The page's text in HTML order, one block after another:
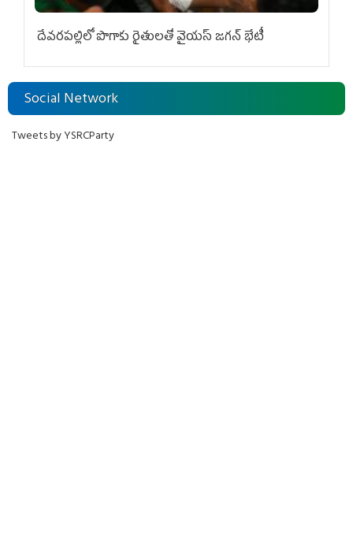
దేవరపల్లిలో పొగాకు రైతులతో వైయస్ జగన్ భేటీ
Social Network
Tweets by YSRCParty